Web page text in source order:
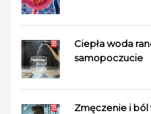
Ciepła woda
samopoczucie
Zmęczenie i ból